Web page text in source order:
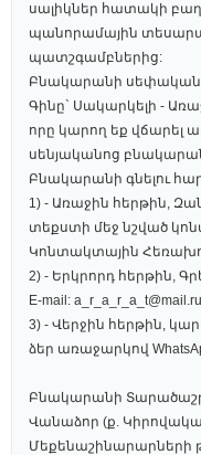
սալիկներ հատակի
պանորամային
պատշգամբներից:
Բնակարանի
Գինը` Սակարկելի -
որը կարող եք վճարել
սենյականոց
Բնակարանի գնելու
1) - Առաջին հերթին,
տեքստի մեջ նշված
Կոնտակտային Հեռախոս
2) - Երկրորդ հերթին,
E-mail: a_r_a_r_a_t@mail.ru
3) - Վերջին հերթին,
ձեր առաջարկով
Բնակարանի
Վանաձոր (ք.
Մեքենաշինարարների